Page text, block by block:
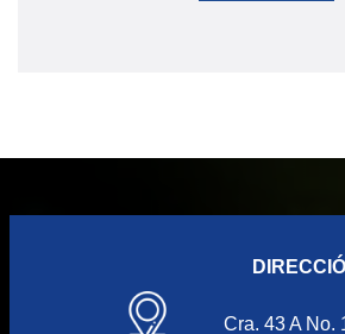
Cra. 43 A No.